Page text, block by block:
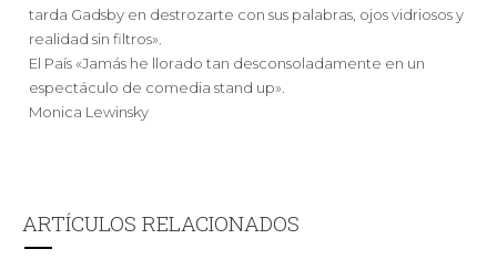
tarda Gadsby en destrozarte con sus palabras, ojos vidriosos y
realidad sin filtros».
El País «Jamás he llorado tan desconsoladamente en un
espectáculo de comedia stand up».
Monica Lewinsky
ARTÍCULOS RELACIONADOS